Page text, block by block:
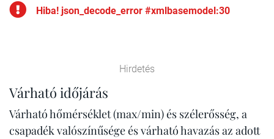
Hiba! json_decode_error #xmlbasemodel:30
Hirdetés
Várható időjárás
Várható hőmérséklet (max/min) és szélerősség, a
csapadék valószínűsége és várható havazás az adott